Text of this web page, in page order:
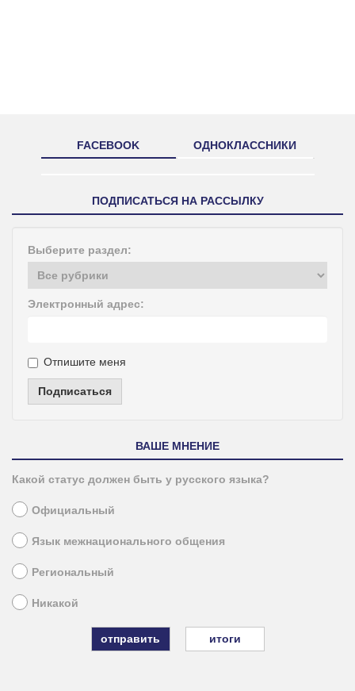
FACEBOOK ОДНОКЛАССНИКИ
ПОДПИСАТЬСЯ НА РАССЫЛКУ
Выберите раздел:
Электронный адрес:
Отпишите меня
Подписаться
ВАШЕ МНЕНИЕ
Какой статус должен быть у русского языка?
Официальный
Язык межнационального общения
Региональный
Никакой
итоги